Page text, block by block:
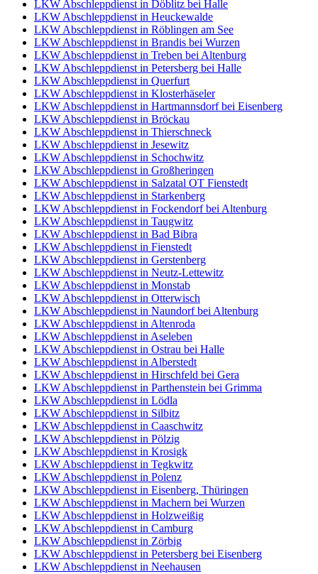
LKW Abschleppdienst in Döblitz bei Halle
LKW Abschleppdienst in Heuckewalde
LKW Abschleppdienst in Röblingen am See
LKW Abschleppdienst in Brandis bei Wurzen
LKW Abschleppdienst in Treben bei Altenburg
LKW Abschleppdienst in Petersberg bei Halle
LKW Abschleppdienst in Querfurt
LKW Abschleppdienst in Klosterhäseler
LKW Abschleppdienst in Hartmannsdorf bei Eisenberg
LKW Abschleppdienst in Bröckau
LKW Abschleppdienst in Thierschneck
LKW Abschleppdienst in Jesewitz
LKW Abschleppdienst in Schochwitz
LKW Abschleppdienst in Großheringen
LKW Abschleppdienst in Salzatal OT Fienstedt
LKW Abschleppdienst in Starkenberg
LKW Abschleppdienst in Fockendorf bei Altenburg
LKW Abschleppdienst in Taugwitz
LKW Abschleppdienst in Bad Bibra
LKW Abschleppdienst in Fienstedt
LKW Abschleppdienst in Gerstenberg
LKW Abschleppdienst in Neutz-Lettewitz
LKW Abschleppdienst in Monstab
LKW Abschleppdienst in Otterwisch
LKW Abschleppdienst in Naundorf bei Altenburg
LKW Abschleppdienst in Altenroda
LKW Abschleppdienst in Aseleben
LKW Abschleppdienst in Ostrau bei Halle
LKW Abschleppdienst in Alberstedt
LKW Abschleppdienst in Hirschfeld bei Gera
LKW Abschleppdienst in Parthenstein bei Grimma
LKW Abschleppdienst in Lödla
LKW Abschleppdienst in Silbitz
LKW Abschleppdienst in Caaschwitz
LKW Abschleppdienst in Pölzig
LKW Abschleppdienst in Krosigk
LKW Abschleppdienst in Tegkwitz
LKW Abschleppdienst in Polenz
LKW Abschleppdienst in Eisenberg, Thüringen
LKW Abschleppdienst in Machern bei Wurzen
LKW Abschleppdienst in Holzweißig
LKW Abschleppdienst in Camburg
LKW Abschleppdienst in Zörbig
LKW Abschleppdienst in Petersberg bei Eisenberg
LKW Abschleppdienst in Neehausen